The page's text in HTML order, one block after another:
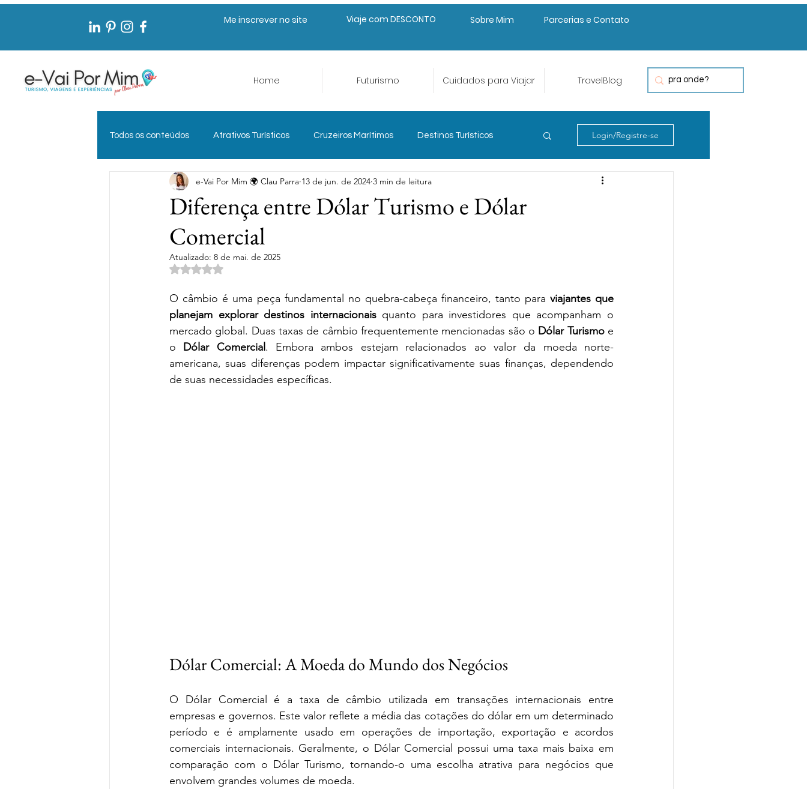
Me inscrever no site Viaje com DESCONTO Sobre Mim Parcerias e Contato
Home Futurismo Cuidados para Viajar TravelBlog
Todos os conteúdos Atrativos Turísticos Cruzeiros Marítimos Destinos Turísticos
Documentos de Viagem Experiências e Aventura Gastroturismo
Gestão Pública em Turismo
Parques Temáticos
Login/Registre-se
Diferença entre Dólar Turismo e Dólar
Comercial
e-Vai Por Mim 🌍 Clau Parra 13 de jun. de 2024 3 min de leitura
Atualizado: 8 de mai. de 2025
Avaliado com NaN de 5 estrelas.
O câmbio é uma peça fundamental no quebra-cabeça financeiro, tanto para viajantes que
planejam explorar destinos internacionais quanto para investidores que acompanham o
mercado global. Duas taxas de câmbio frequentemente mencionadas são o Dólar Turismo e
o Dólar Comercial . Embora ambos estejam relacionados ao valor da moeda norte-
americana, suas diferenças podem impactar significativamente suas finanças, dependendo
de suas necessidades específicas.
Dólar Comercial: A Moeda do Mundo dos Negócios
O Dólar Comercial é a taxa de câmbio utilizada em transações internacionais entre
empresas e governos. Este valor reflete a média das cotações do dólar em um determinado
período e é amplamente usado em operações de importação, exportação e acordos
comerciais internacionais. Geralmente, o Dólar Comercial possui uma taxa mais baixa em
comparação com o Dólar Turismo, tornando-o uma escolha atrativa para negócios que
envolvem grandes volumes de moeda.